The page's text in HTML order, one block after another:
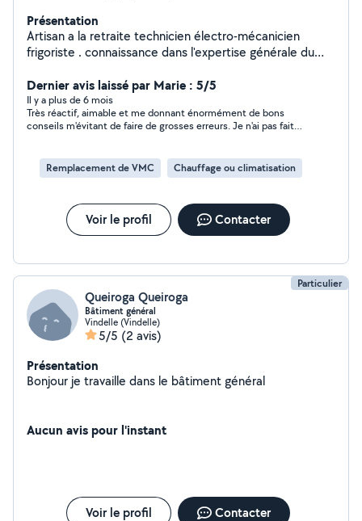
Présentation
Artisan a la retraite technicien électro-mécanicien
frigoriste . connaissance dans l'expertise générale du
Dernier avis laissé par Marie : 5/5
Il y a plus de 6 mois
Très réactif, aimable et me donnant énormément de bons
conseils m'évitant de faire de grosses erreurs. Je n'ai pas fait
Loup!Remplacement de VMC Chauffage ou climatisation
Voir le profil Contacter
Particulier
Queiroga Queiroga
Bâtiment général
Vindelle (Vindelle)
5/5 (2 avis)
Présentation
Bonjour je travaille dans le bâtiment général
Aucun avis pour l'instant
Voir le profil Contacter